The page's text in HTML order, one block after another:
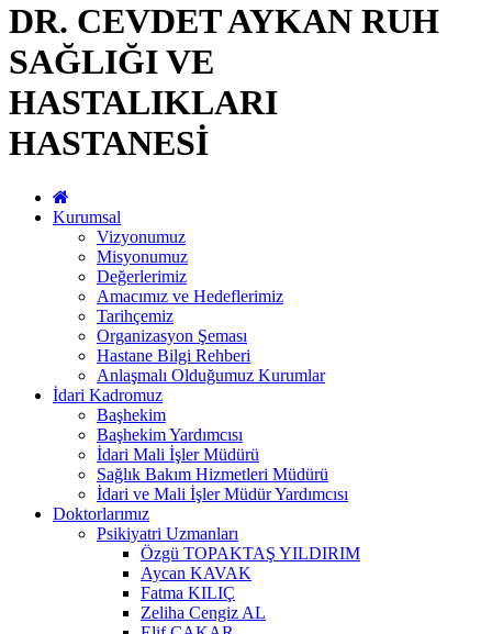
DR. CEVDET AYKAN RUH
SAĞLIĞI VE
HASTALIKLARI
HASTANESİ
Kurumsal
Vizyonumuz
Misyonumuz
Değerlerimiz
Amacımız ve Hedeflerimiz
Tarihçemiz
Organizasyon Şeması
Hastane Bilgi Rehberi
Anlaşmalı Olduğumuz Kurumlar
İdari Kadromuz
Başhekim
Başhekim Yardımcısı
İdari Mali İşler Müdürü
Sağlık Bakım Hizmetleri Müdürü
İdari ve Mali İşler Müdür Yardımcısı
Doktorlarımız
Psikiyatri Uzmanları
Özgü TOPAKTAŞ YILDIRIM
Aycan KAVAK
Fatma KILIÇ
Zeliha Cengiz AL